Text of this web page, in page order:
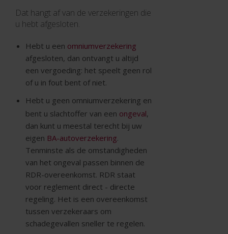
Dat hangt af van de verzekeringen die
u hebt afgesloten.
Hebt u een omniumverzekering
afgesloten, dan ontvangt u altijd
een vergoeding: het speelt geen rol
of u in fout bent of niet.
Hebt u geen omniumverzekering en
bent u slachtoffer van een ongeval,
dan kunt u meestal terecht bij uw
eigen BA-autoverzekering.
Tenminste als de omstandigheden
van het ongeval passen binnen de
RDR-overeenkomst. RDR staat
voor reglement direct - directe
regeling. Het is een overeenkomst
tussen verzekeraars om
schadegevallen sneller te regelen.